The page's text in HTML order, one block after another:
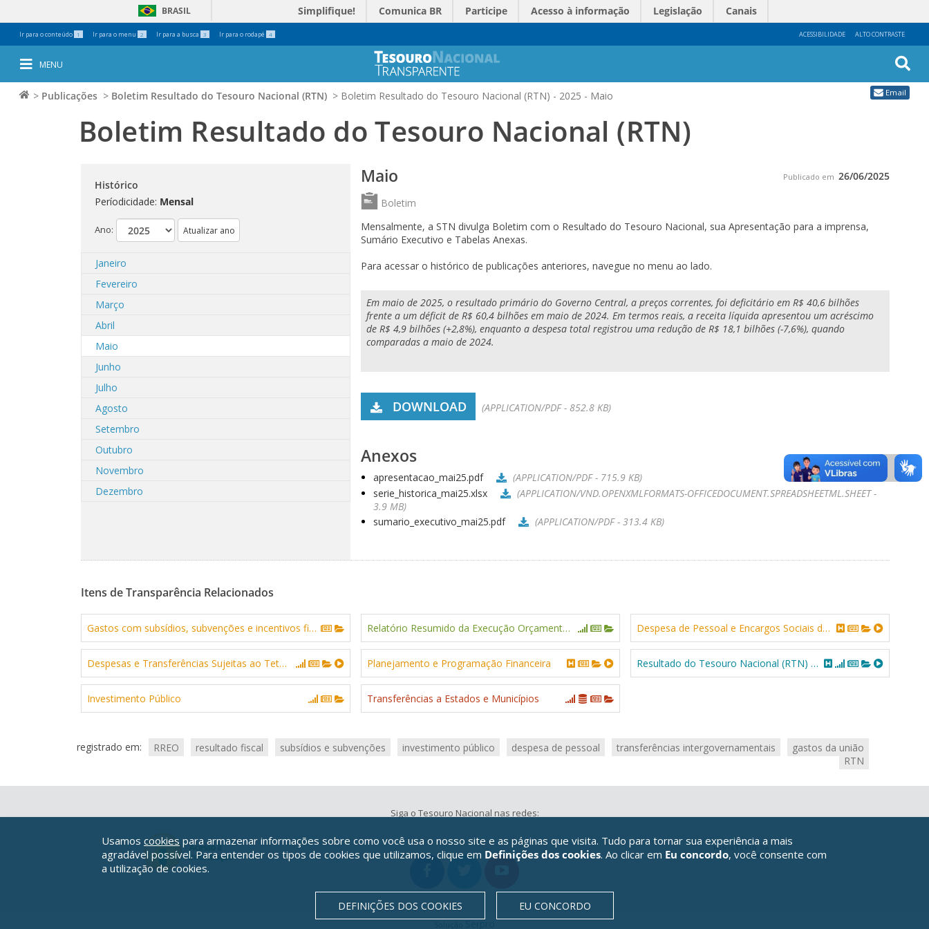
Email
Ir para o conteúdo 1 Ir para o menu 2 Ir para a busca 3 Ir para o rodapé 4 ACESSIBILIDADE ALTO CONTRASTE
BRASIL Simplifique! Comunica BR Participe Acesso à informação Legislação
Canais
MENU
> Publicações > Boletim Resultado do Tesouro Nacional (RTN) > Boletim Resultado do Tesouro Nacional (RTN) - 2025 - Maio
Boletim Resultado do Tesouro Nacional (RTN)
Histórico
Períodicidade: Mensal
Ano:
Janeiro
Fevereiro
Março
Abril
Maio
Junho
Julho
Agosto
Setembro
Outubro
Novembro
Dezembro
Maio Publicado em 26/06/2025
Boletim
Mensalmente, a STN divulga Boletim com o Resultado do Tesouro Nacional, sua Apresentação para a imprensa,
Sumário Executivo e Tabelas Anexas.
Para acessar o histórico de publicações anteriores, navegue no menu ao lado.
Em maio de 2025, o resultado primário do Governo Central, a preços correntes, foi deficitário em R$ 40,6 bilhões
frente a um déficit de R$ 60,4 bilhões em maio de 2024. Em termos reais, a receita líquida apresentou um acréscimo
de R$ 4,9 bilhões (+2,8%), enquanto a despesa total registrou uma redução de R$ 18,1 bilhões (-7,6%), quando
comparadas a maio de 2024.
DOWNLOAD (APPLICATION/PDF - 852.8 KB)
Anexos
apresentacao_mai25.pdf
(APPLICATION/PDF - 715.9 KB)
serie_historica_mai25.xlsx
(APPLICATION/VND.OPENXMLFORMATS-OFFICEDOCUMENT.SPREADSHEETML.SHEET -
3.9 MB)
sumario_executivo_mai25.pdf
(APPLICATION/PDF - 313.4 KB)
Itens de Transparência Relacionados
Gastos com subsídios, subvenções e incentivos fiscais Relatório Resumido da Execução Orçamentária (RREO) - União Despesa de Pessoal e Encargos Sociais da União
Despesas e Transferências Sujeitas ao Teto - EC nº 95/2016 Planejamento e Programação Financeira Resultado do Tesouro Nacional (RTN) - conteúdos relacionados
Investimento Público Transferências a Estados e Municípios
registrado em: RREO resultado fiscal subsídios e subvenções investimento público despesa de pessoal transferências intergovernamentais
gastos da união
RTN
Siga o Tesouro Nacional nas redes:
Serpro
Usamos cookies para armazenar informações sobre como você usa o nosso site e as páginas que visita. Tudo para tornar sua experiência a mais
agradável possível. Para entender os tipos de cookies que utilizamos, clique em Definições dos cookies. Ao clicar em Eu concordo, você consente com
a utilização de cookies.
DEFINIÇÕES DOS COOKIES EU CONCORDO